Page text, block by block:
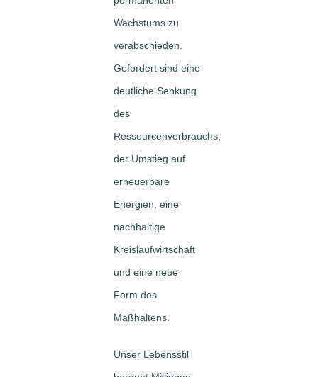
Wachstums zu
verabschieden.
Gefordert sind eine
deutliche Senkung
des
Ressourcenverbrauchs,
der Umstieg auf
erneuerbare
Energien, eine
nachhaltige
Kreislaufwirtschaft
und eine neue
Form des
Maßhaltens.
Unser Lebensstil